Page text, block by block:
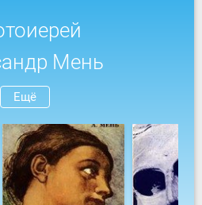
Мень
Ещё